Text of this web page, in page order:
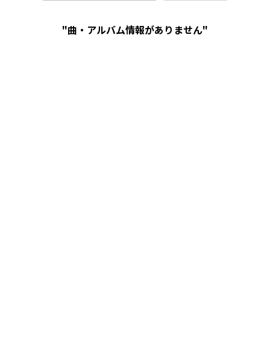
"曲・アルバム情報がありません"